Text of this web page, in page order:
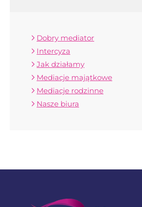
Dobry mediator
Intercyza
Jak działamy
Mediacje majątkowe
Mediacje rodzinne
Nasze biura